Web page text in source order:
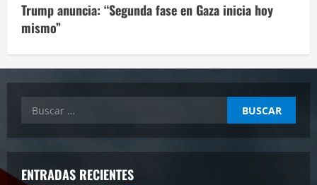
Trump anuncia: “Segunda fase en Gaza inicia hoy
mismo”
Buscar:
ENTRADAS RECIENTES